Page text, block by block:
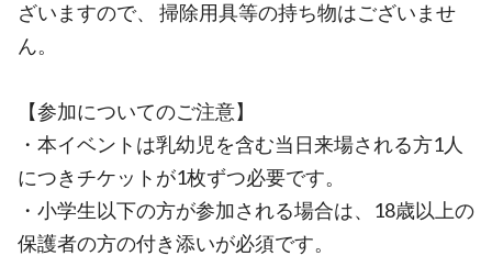
ざいますので、 掃除用具等の持ち物はございませ
ん。
【参加についてのご注意】
・本イベントは乳幼児を含む当日来場される方1人
につきチケットが1枚ずつ必要です。
・小学生以下の方が参加される場合は、18歳以上の
保護者の方の付き添いが必須です。